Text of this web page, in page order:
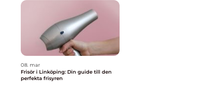
08. mar
Frisör i Linköping: Din guide till den
perfekta frisyren